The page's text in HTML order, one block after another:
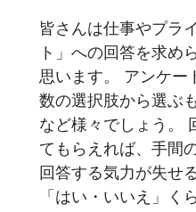
皆さんは仕事やプラ
ト」への回答を求め
思います。 アンケー
数の選択肢から選ぶ
など様々でしょう。
てもらえれば、手間
回答する気力が失せ
「はい・いいえ」く